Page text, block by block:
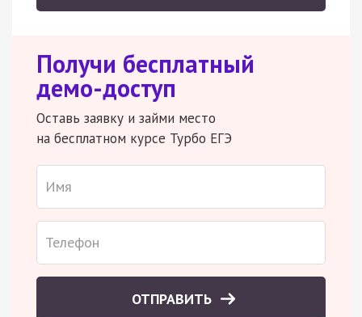
Получи бесплатный
демо-доступ
Оставь заявку и займи место
на бесплатном курсе Турбо ЕГЭ
ОТПРАВИТЬ